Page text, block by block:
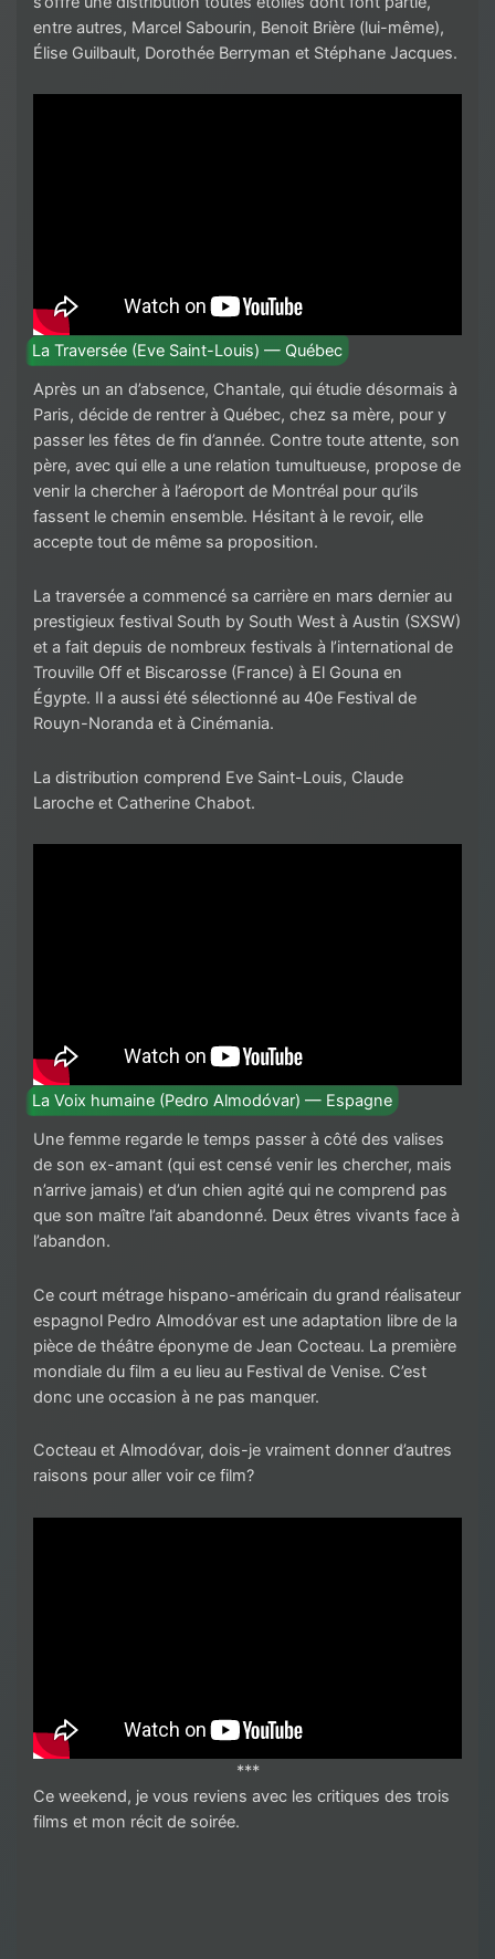
entre autres, Marcel Sabourin, Benoit Brière (lui-même),
Élise Guilbault, Dorothée Berryman et Stéphane Jacques.
La Traversée (Eve Saint-Louis) — Québec
Après un an d’absence, Chantale, qui étudie désormais à
Paris, décide de rentrer à Québec, chez sa mère, pour y
passer les fêtes de fin d’année. Contre toute attente, son
père, avec qui elle a une relation tumultueuse, propose de
venir la chercher à l’aéroport de Montréal pour qu’ils
fassent le chemin ensemble. Hésitant à le revoir, elle
accepte tout de même sa proposition.
La traversée a commencé sa carrière en mars dernier au
prestigieux festival South by South West à Austin (SXSW)
et a fait depuis de nombreux festivals à l’international de
Trouville Off et Biscarosse (France) à El Gouna en
Égypte. Il a aussi été sélectionné au 40e Festival de
Rouyn-Noranda et à Cinémania.
La distribution comprend Eve Saint-Louis, Claude
Laroche et Catherine Chabot.
La Voix humaine (Pedro Almodóvar) — Espagne
Une femme regarde le temps passer à côté des valises
de son ex-amant (qui est censé venir les chercher, mais
n’arrive jamais) et d’un chien agité qui ne comprend pas
que son maître l’ait abandonné. Deux êtres vivants face à
l’abandon.
Ce court métrage hispano-américain du grand réalisateur
espagnol Pedro Almodóvar est une adaptation libre de la
pièce de théâtre éponyme de Jean Cocteau. La première
mondiale du film a eu lieu au Festival de Venise. C’est
donc une occasion à ne pas manquer.
Cocteau et Almodóvar, dois-je vraiment donner d’autres
raisons pour aller voir ce film?
***
Ce weekend, je vous reviens avec les critiques des trois
films et mon récit de soirée.